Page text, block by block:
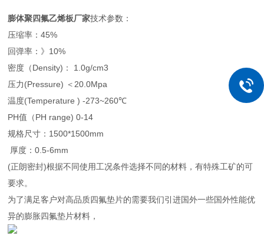
膨体聚四氟乙烯板厂家技术参数：
压缩率：45%
回弹率：》10%
密度（Density)： 1.0g/cm3
压力(Pressure) ＜20.0Mpa
温度(Temperature ) -273~260℃
PH值（PH range) 0-14
规格尺寸：1500*1500mm
厚度：0.5-6mm
(正朗密封)根据不同使用工况条件选择不同的材料，有特殊工矿的可
要求。
为了满足客户对高品质四氟垫片的需要我们引进国外一些国外性能优
异的膨胀四氟垫片材料，